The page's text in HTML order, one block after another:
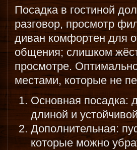
Посадка в гостиной
разговор, просмотр
диван комфортен для
общения; слишком
просмотре.
местами, которые не
Основная посадка:
длиной и
Дополнительная:
которые можно